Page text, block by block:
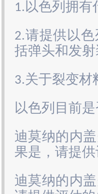
1.以色列拥有
2.请提供以
括弹头和发射
3.关于裂变材
以色列目前
迪莫纳的内
果是，请提
迪莫纳的内